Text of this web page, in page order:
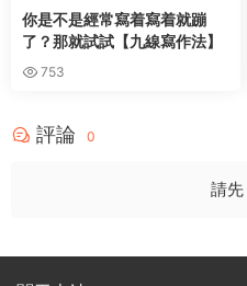
你是不是經常寫着寫着就蹦
了？那就試試【九線寫作法】
753
評論 0
請先